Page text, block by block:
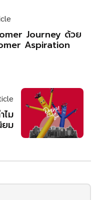
Journey ด้วย
Aspiration
ไม
ยม